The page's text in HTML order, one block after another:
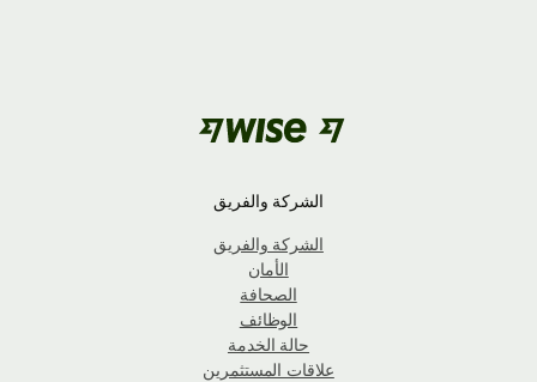
الشركة والفريق
الشركة والفريق
الأمان
الصحافة
الوظائف
حالة الخدمة
علاقات المستثمرين